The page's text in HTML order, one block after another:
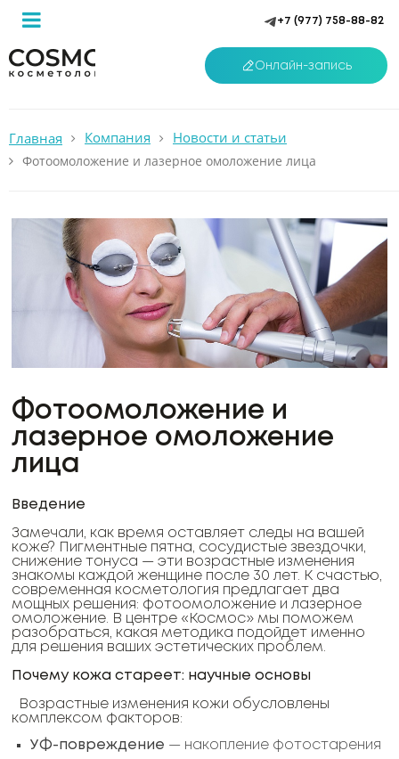
+7 (977) 758-88-82
Онлайн-запись
Главная Компания Новости и статьи
Фотоомоложение и лазерное омоложение лица
Фотоомоложение и
лазерное омоложение
лица
Введение
Замечали, как время оставляет следы на вашей
коже? Пигментные пятна, сосудистые звездочки,
снижение тонуса — эти возрастные изменения
знакомы каждой женщине после 30 лет. К счастью,
современная косметология предлагает два
мощных решения: фотоомоложение и лазерное
омоложение. В центре «Космос» мы поможем
разобраться, какая методика подойдет именно
для решения ваших эстетических проблем.
Почему кожа стареет: научные основы
Возрастные изменения кожи обусловлены
комплексом факторов:
УФ-повреждение — накопление фотостарения